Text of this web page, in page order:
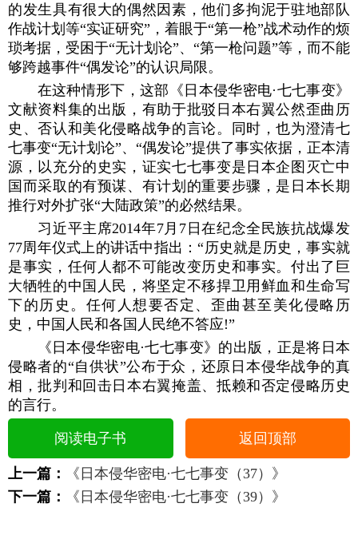
的发生具有很大的偶然因素，他们多拘泥于驻地部队
作战计划等“实证研究”，着眼于“第一枪”战术动作的烦
琐考据，受困于“无计划论”、“第一枪问题”等，而不能
够跨越事件“偶发论”的认识局限。
在这种情形下，这部《日本侵华密电·七七事变》
文献资料集的出版，有助于批驳日本右翼公然歪曲历
史、否认和美化侵略战争的言论。同时，也为澄清七
七事变“无计划论”、“偶发论”提供了事实依据，正本清
源，以充分的史实，证实七七事变是日本企图灭亡中
国而采取的有预谋、有计划的重要步骤，是日本长期
推行对外扩张“大陆政策”的必然结果。
习近平主席2014年7月7日在纪念全民族抗战爆发
77周年仪式上的讲话中指出：“历史就是历史，事实就
是事实，任何人都不可能改变历史和事实。付出了巨
大牺牲的中国人民，将坚定不移捍卫用鲜血和生命写
下的历史。任何人想要否定、歪曲甚至美化侵略历
史，中国人民和各国人民绝不答应!”
《日本侵华密电·七七事变》的出版，正是将日本
侵略者的“自供状”公布于众，还原日本侵华战争的真
相，批判和回击日本右翼掩盖、抵赖和否定侵略历史
的言行。
阅读电子书 返回顶部
上一篇：
《日本侵华密电·七七事变（37）》
下一篇：
《日本侵华密电·七七事变（39）》